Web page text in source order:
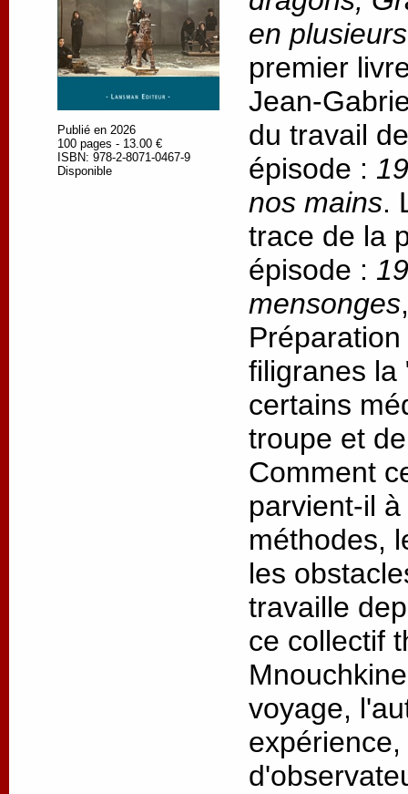
Publié en 2026
100 pages - 13.00 €
ISBN: 978-2-8071-0467-9
Disponible
en
premier
Jean-
du travail
épisode :
nos mains.
trace de la
épisode :
mensonges
filigranes la
certains
troupe et
Comment
parvient-il
méthodes,
les
travaille
ce collectif
voyage,